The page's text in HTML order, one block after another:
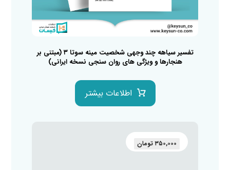
تفسیر سیاهه چند وجهی شخصیت مینه سوتا ۳ (مبتنی بر
هنجارها و ویژگی های روان سنجی نسخه ایرانی)
اطلاعات بیشتر
۳۵۰,۰۰۰ تومان